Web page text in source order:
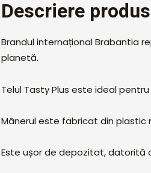
Descriere produs
Brandul internațional Brabantia
planetă.
Telul Tasty Plus este ideal
Mânerul este fabricat din plastic
Este ușor de depozitat, datorită